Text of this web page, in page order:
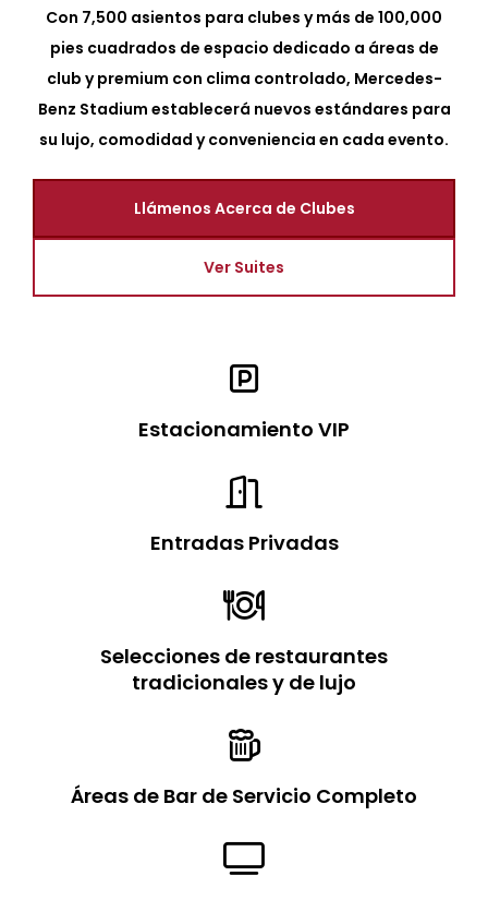
Con 7,500 asientos para clubes y más de 100,000
pies cuadrados de espacio dedicado a áreas de
club y premium con clima controlado, Mercedes-
Benz Stadium establecerá nuevos estándares para
su lujo, comodidad y conveniencia en cada evento.
Llámenos Acerca de Clubes
Ver Suites

Estacionamiento VIP

Entradas Privadas

Selecciones de restaurantes
tradicionales y de lujo

Áreas de Bar de Servicio Completo
